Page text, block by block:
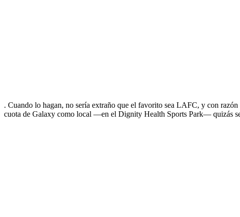
. Cuando lo hagan, no sería extraño que el favorito sea LAFC, y con
cuota de Galaxy como local —en el Dignity Health Sports Park— quizás